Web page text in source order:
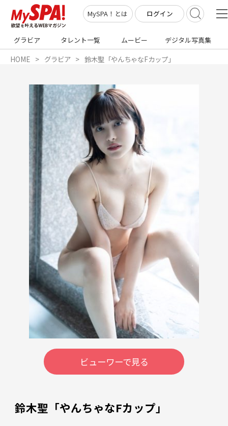
MySPA！とは ログイン
グラビア タレント一覧 ムービー デジタル写真集
HOME グラビア 鈴木聖「やんちゃなFカップ」
ビューワーで見る
鈴木聖「やんちゃなFカップ」